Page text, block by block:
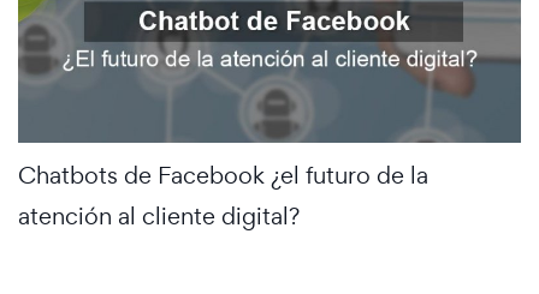
Chatbots de Facebook ¿el futuro de la
atención al cliente digital?